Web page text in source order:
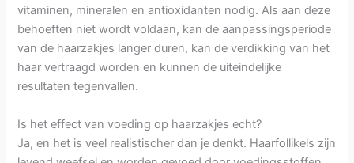
vitaminen, mineralen en antioxidanten nodig. Als aan deze
behoeften niet wordt voldaan, kan de aanpassingsperiode
van de haarzakjes langer duren, kan de verdikking van het
haar vertraagd worden en kunnen de uiteindelijke
resultaten tegenvallen.
Is het effect van voeding op haarzakjes echt?
Ja, en het is veel realistischer dan je denkt. Haarfollikels zijn